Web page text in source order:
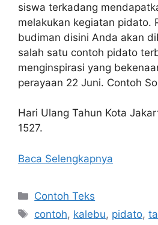
siswa terkadang
melakukan kegiatan pidato.
budiman disini Anda akan
salah satu contoh pidato
menginspirasi yang
perayaan 22 Juni. Contoh
Hari Ulang Tahun Kota
1527.
Baca Selengkapnya
Kategori
Contoh Teks
Tag
contoh, kalebu, pidato,